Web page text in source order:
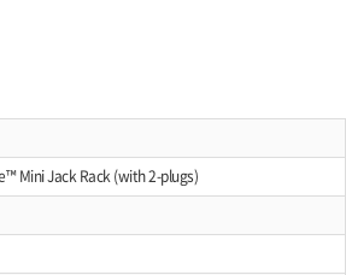
Mini Jack Rack (with 2-plugs)